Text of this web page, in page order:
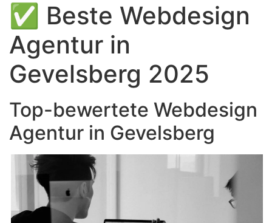
✅ Beste Webdesign
Agentur in
Gevelsberg 2025
Top-bewertete Webdesign
Agentur in Gevelsberg